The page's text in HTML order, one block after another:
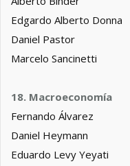
Edgardo Alberto Donna
Daniel Pastor
Marcelo Sancinetti
18. Macroeconomía
Fernando Álvarez
Daniel Heymann
Eduardo Levy Yeyati